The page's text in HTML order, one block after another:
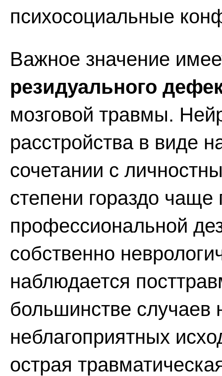
психосоциальные
Важное значение
резидуального
мозговой травмы.
расстройства в виде
сочетании с
степени гораздо
профессиональной
собственно
наблюдается
большинстве
неблагоприятных
острая